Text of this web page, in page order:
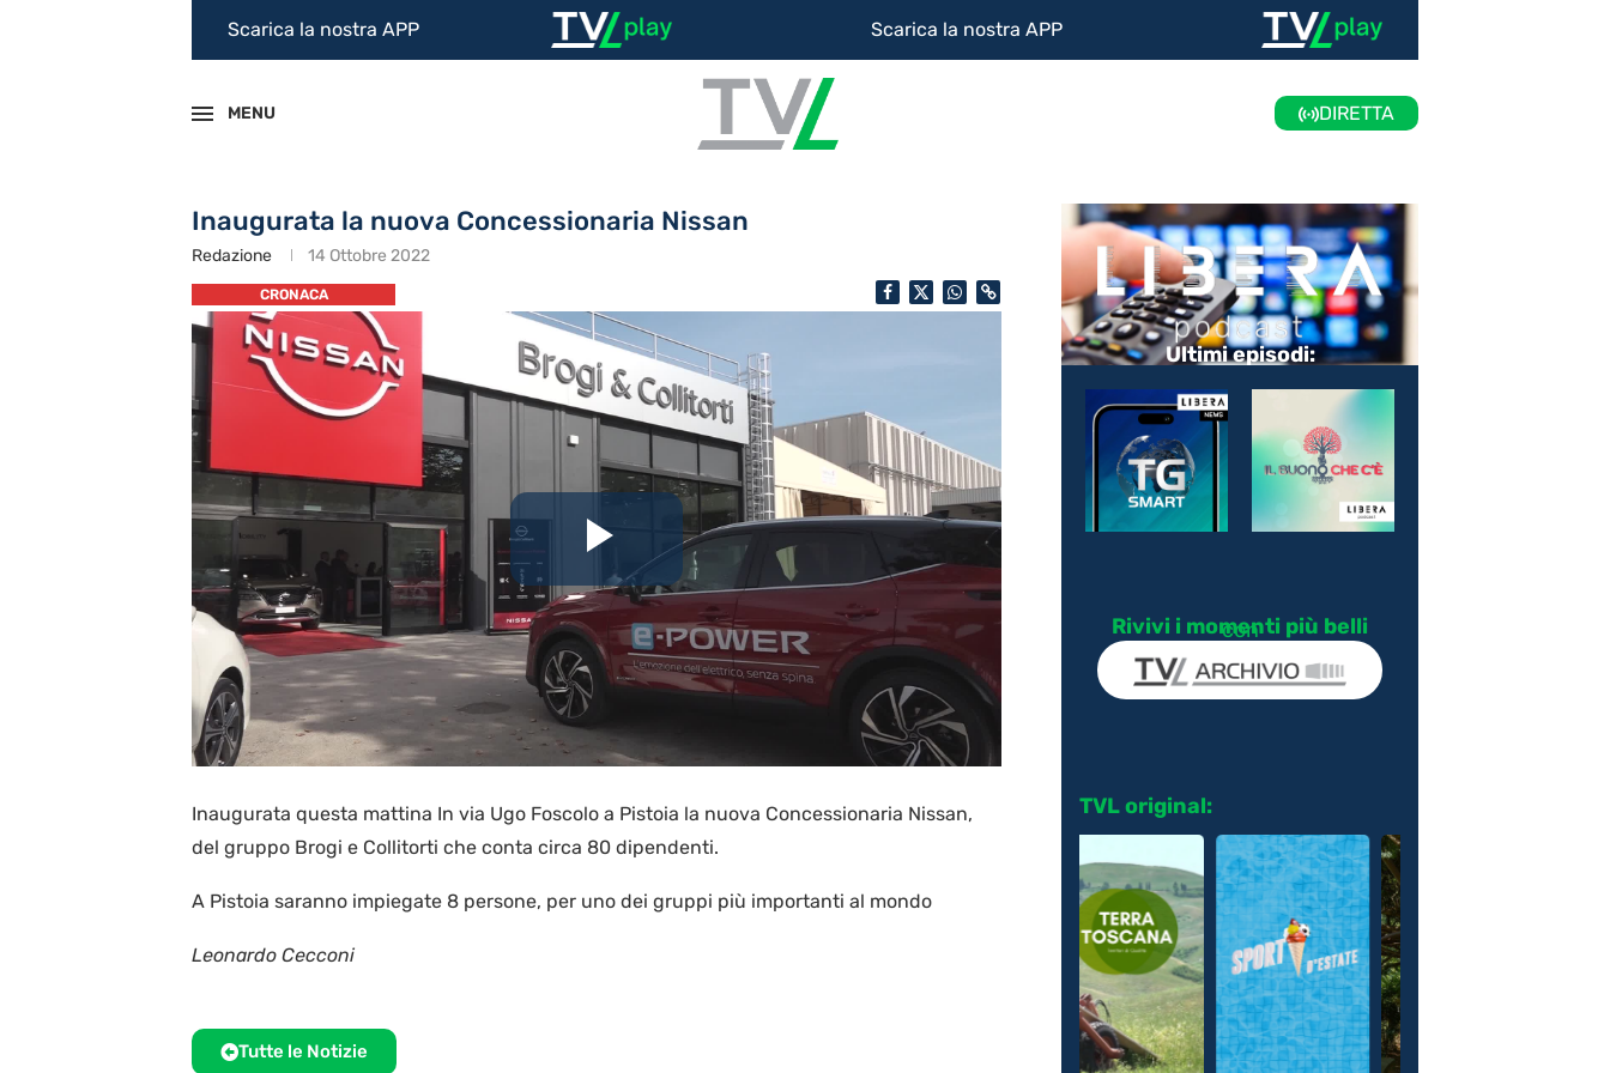
Scarica la nostra APP Scarica la nostra APP
MENU DIRETTA
Inaugurata la nuova Concessionaria Nissan
Redazione 14 Ottobre 2022
CRONACA
Riproduci
il
video
Inaugurata questa mattina In via Ugo Foscolo a Pistoia la nuova Concessionaria Nissan,
del gruppo Brogi e Collitorti che conta circa 80 dipendenti.
A Pistoia saranno impiegate 8 persone, per uno dei gruppi più importanti al mondo
Leonardo Cecconi
Tutte le Notizie
Ultimi episodi:
Rivivi i momenti più belli
con
TVL original: